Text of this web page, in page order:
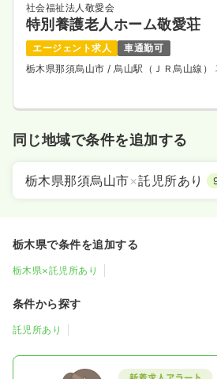
社会福祉法人敬愛会
特別養護老人ホーム敬愛荘
エージェント求人
車通勤可
栃木県那須烏山市/ 烏山駅（ＪＲ烏山線）
同じ地域で条件を追加する
栃木県那須烏山市×託児所あり
栃木県で条件を追加する
栃木県×託児所あり
条件から探す
託児所あり